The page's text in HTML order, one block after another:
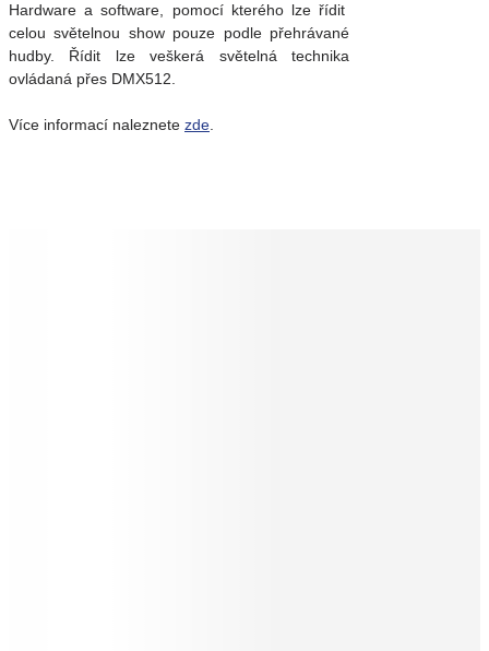
Hardware a software, pomocí kterého lze řídit
celou světelnou show pouze podle přehrávané
hudby. Řídit lze veškerá světelná technika
ovládaná přes DMX512.
Více informací naleznete zde